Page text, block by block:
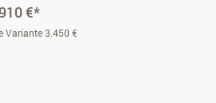
€*
Variante 3.450 €